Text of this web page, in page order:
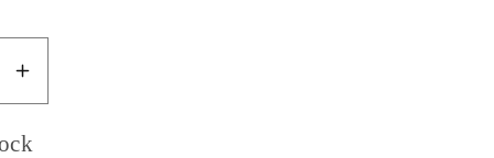
Increase
quantity
for